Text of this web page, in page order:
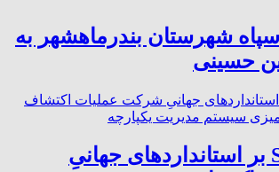
سپاه شهرستان بندرماهشهر به
حسینی
مهر تأیید SGS بر استانداردهای جهانیِ